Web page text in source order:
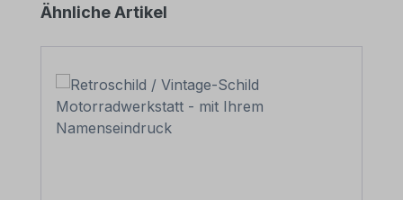
Produktgalerie überspringen
Ähnliche Artikel